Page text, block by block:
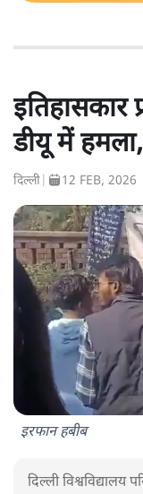
इतिहासकार
डीयू में
दिल्ली 12 FEB, 2026
इरफान हबीब
दिल्ली विश्वविद्यालय